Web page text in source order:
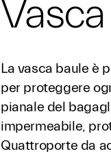
La vasca baule è
per proteggere
pianale del
impermeabile,
Quattroporte da